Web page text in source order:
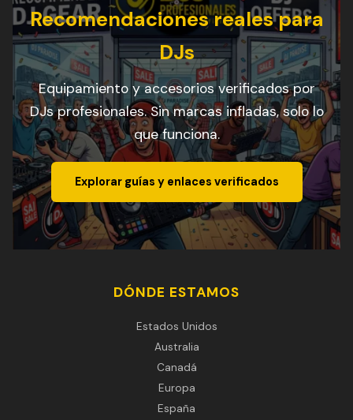
Recomendaciones reales para
DJs
Equipamiento y accesorios verificados por
DJs profesionales. Sin marcas infladas, solo lo
que funciona.
Explorar guías y enlaces verificados
DÓNDE ESTAMOS
Estados Unidos
Australia
Canadá
Europa
España